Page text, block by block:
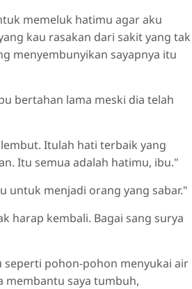
memeluk hatimu agar aku
kau rasakan dari sakit yang tak
menyembunyikan sayapnya itu
bertahan lama meski dia telah
Itulah hati terbaik yang
Itu semua adalah hatimu, ibu."
untuk menjadi orang yang sabar."
harap kembali. Bagai sang surya
seperti pohon-pohon menyukai air
membantu saya tumbuh,